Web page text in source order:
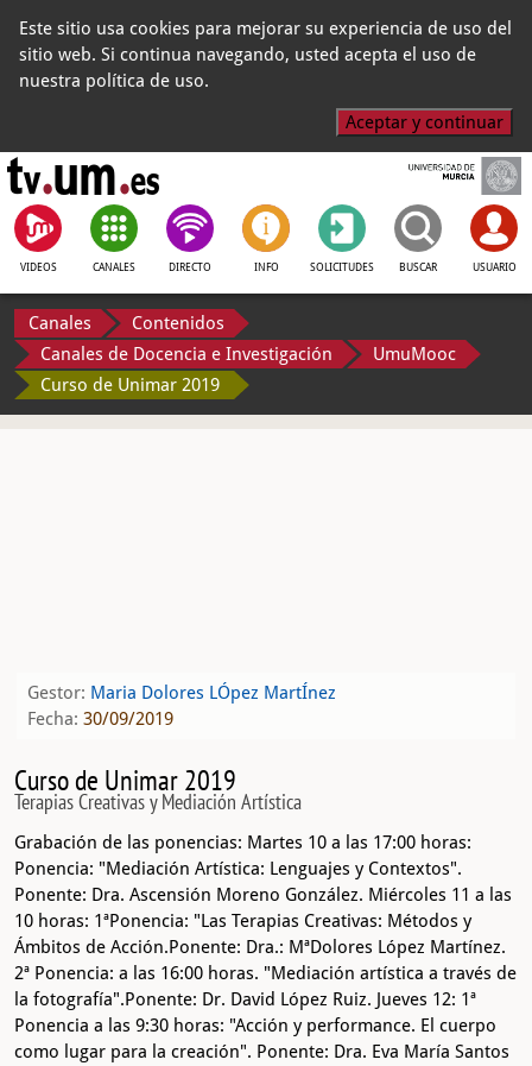
Este sitio usa cookies para mejorar su experiencia de uso del
sitio web. Si continua navegando, usted acepta el uso de
nuestra política de uso.
Aceptar y continuar
VIDEOS CANALES DIRECTO INFO SOLICITUDES BUSCAR USUARIO
Canales
Contenidos
Canales de Docencia e Investigación
UmuMooc
Curso de Unimar 2019
Gestor: Maria Dolores LÓpez MartÍnez
Fecha: 30/09/2019
Curso de Unimar 2019
Terapias Creativas y Mediación Artística
Grabación de las ponencias: Martes 10 a las 17:00 horas:
Ponencia: "Mediación Artística: Lenguajes y Contextos".
Ponente: Dra. Ascensión Moreno González. Miércoles 11 a las
10 horas: 1ªPonencia: "Las Terapias Creativas: Métodos y
Ámbitos de Acción.Ponente: Dra.: MªDolores López Martínez.
2ª Ponencia: a las 16:00 horas. "Mediación artística a través de
la fotografía".Ponente: Dr. David López Ruiz. Jueves 12: 1ª
Ponencia a las 9:30 horas: "Acción y performance. El cuerpo
como lugar para la creación". Ponente: Dra. Eva María Santos